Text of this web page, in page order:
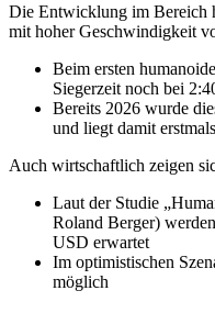
Die Entwicklung im Bereich
mit hoher Geschwindigkeit
Beim ersten
Siegerzeit noch bei
Bereits 2026 wurde
und liegt damit
Auch wirtschaftlich zeigen
Laut der Studie
Roland Berger)
USD erwartet
Im optimistischen
möglich